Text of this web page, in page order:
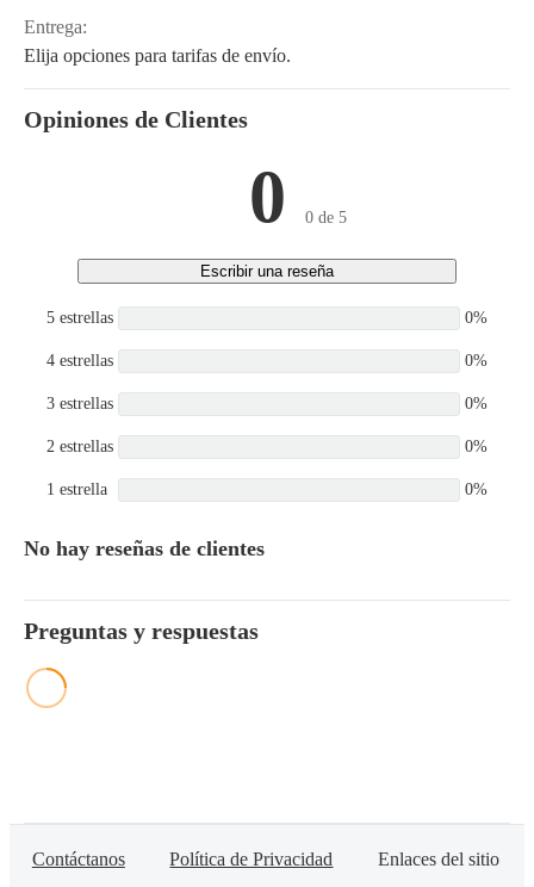
Entrega:
Elija opciones para tarifas de envío.
Opiniones de Clientes
0 0 de 5
Escribir una reseña
5 estrellas 0%
4 estrellas 0%
3 estrellas 0%
2 estrellas 0%
1 estrella 0%
No hay reseñas de clientes
Preguntas y respuestas
Contáctanos Política de Privacidad Enlaces del sitio